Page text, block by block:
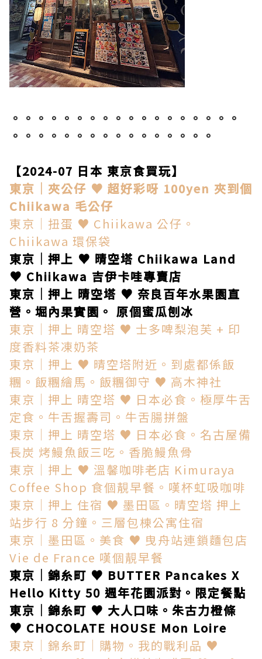
。。。。。。。。。。。。。。。。。。
。。。。。。。。。。。。。。。。
【2024-07 日本 東京食買玩】
東京│夾公仔 ♥ 超好彩呀 100yen 夾到個
Chiikawa 毛公仔
東京│扭蛋 ♥ Chiikawa 公仔。
Chiikawa 環保袋
東京│押上 ♥ 晴空塔 Chiikawa Land
♥ Chiikawa 吉伊卡哇專賣店
東京│押上 晴空塔 ♥ 奈良百年水果園直
營。堀內果實園。 原個蜜瓜刨冰
東京│押上 晴空塔 ♥ 士多啤梨泡芙 + 印
度香料茶凍奶茶
東京│押上 ♥ 晴空塔附近。到處都係飯
糰。飯糰繪馬。飯糰御守 ♥ 高木神社
東京│押上 晴空塔 ♥ 日本必食。極厚牛舌
定食。牛舌握壽司。牛舌腸拼盤
東京│押上 晴空塔 ♥ 日本必食。名古屋備
長炭 烤鰻魚飯三吃。香脆鰻魚骨
東京│押上 ♥ 溫馨咖啡老店 Kimuraya
Coffee Shop 食個靚早餐。嘆杯虹吸咖啡
東京│押上 住宿 ♥ 墨田區。晴空塔 押上
站步行 8 分鐘。三層包棟公寓住宿
東京│墨田區。美食 ♥ 曳舟站連鎖麵包店
Vie de France 嘆個靚早餐
東京│錦糸町 ♥ BUTTER Pancakes X
Hello Kitty 50 週年花園派對。限定餐點
東京│錦糸町 ♥ 大人口味。朱古力橙條
♥ CHOCOLATE HOUSE Mon Loire
東京│錦糸町│購物。我的戰利品 ♥